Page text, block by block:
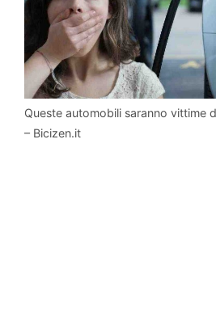
Queste automobili saranno vittime
– Bicizen.it